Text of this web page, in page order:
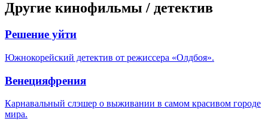
Другие кинофильмы / детектив
Решение уйти
Южнокорейский детектив от режиссера «Олдбоя».
Венецияфрения
Карнавальный слэшер о выживании в самом красивом городе
мира.